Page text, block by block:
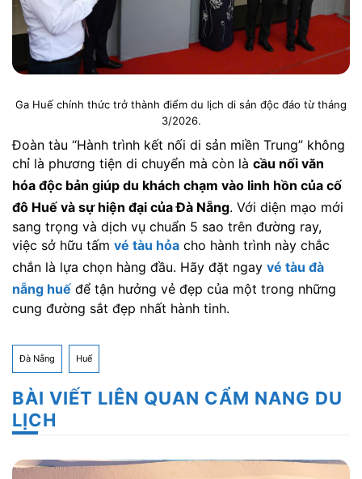
Ga Huế chính thức trở thành điểm du lịch di sản độc đáo từ tháng
3/2026.
Đoàn tàu “Hành trình kết nối di sản miền Trung” không
chỉ là phương tiện di chuyển mà còn là cầu nối văn
hóa độc bản giúp du khách chạm vào linh hồn của cố
đô Huế và sự hiện đại của Đà Nẵng. Với diện mạo mới
sang trọng và dịch vụ chuẩn 5 sao trên đường ray,
việc sở hữu tấm vé tàu hỏa cho hành trình này chắc
chắn là lựa chọn hàng đầu. Hãy đặt ngay vé tàu đà
nẵng huế để tận hưởng vẻ đẹp của một trong những
cung đường sắt đẹp nhất hành tinh.
Đà Nẵng Huế
BÀI VIẾT LIÊN QUAN CẨM NANG DU
LỊCH